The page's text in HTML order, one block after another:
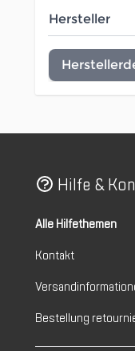
Hersteller
Hilfe &
Alle Hilfethemen
Kontakt
Bestellung